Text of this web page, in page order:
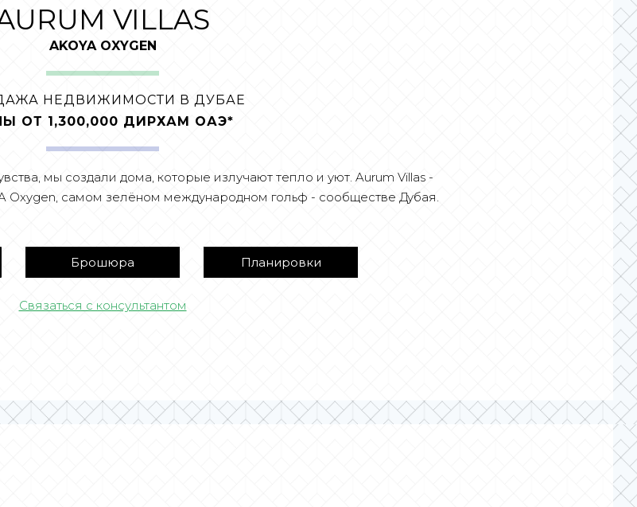
VILLAS
AKOYA OXYGEN
НЕДВИЖИМОСТИ В ДУБАЕ
ОТ 1,300,000 ДИРХАМ ОАЭ*
мы создали дома, которые излучают тепло и уют. Aurum Villas -
Oxygen, самом зелёном международном гольф - сообществе Дубая.
Брошюра Планировки
Связаться с консультантом